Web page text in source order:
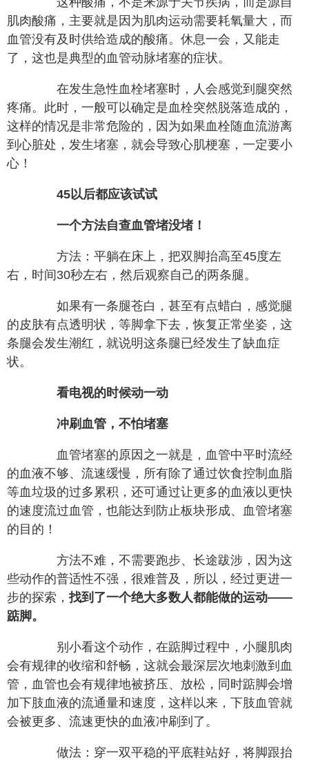
肌肉酸痛，主要就是因为肌肉运动需要耗氧量大，而
血管没有及时供给造成的酸痛。休息一会，又能走
了，这也是典型的血管动脉堵塞的症状。
在发生急性血栓堵塞时，人会感觉到腿突然
疼痛。此时，一般可以确定是血栓突然脱落造成的，
这样的情况是非常危险的，因为如果血栓随血流游离
到心脏处，发生堵塞，就会导致心肌梗塞，一定要小
心！
45以后都应该试试
一个方法自查血管堵没堵！
方法：平躺在床上，把双脚抬高至45度左
右，时间30秒左右，然后观察自己的两条腿。
如果有一条腿苍白，甚至有点蜡白，感觉腿
的皮肤有点透明状，等脚拿下去，恢复正常坐姿，这
条腿会发生潮红，就说明这条腿已经发生了缺血症
状。
看电视的时候动一动
冲刷血管，不怕堵塞
血管堵塞的原因之一就是，血管中平时流经
的血液不够、流速缓慢，所有除了通过饮食控制血脂
等血垃圾的过多累积，还可通过让更多的血液以更快
的速度流过血管，也能达到防止板块形成、血管堵塞
的目的！
方法不难，不需要跑步、长途跋涉，因为这
些动作的普适性不强，很难普及，所以，经过更进一
步的探索， 找到了一个绝大多数人都能做的运动——
踮脚。
别小看这个动作，在踮脚过程中，小腿肌肉
会有规律的收缩和舒畅，这就会最深层次地刺激到血
管，血管也会有规律地被挤压、放松，同时踮脚会增
加下肢血液的流通量和速度，这样以来，下肢血管就
会被更多、流速更快的血液冲刷到了。
做法：穿一双平稳的平底鞋站好，将脚跟抬